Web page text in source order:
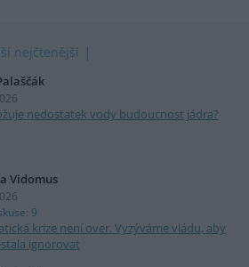
nejčtenější
nedostatek vody budoucnost jádra?
Vidomus
9
krize není over. Vyzýváme vládu, aby
ignorovat